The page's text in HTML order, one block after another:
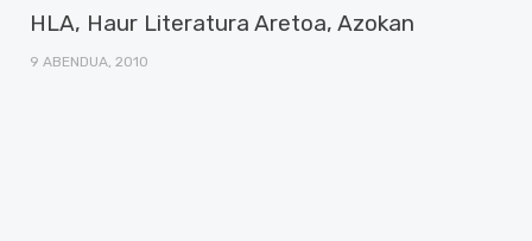
HLA, Haur Literatura Aretoa, Azokan
9 ABENDUA, 2010